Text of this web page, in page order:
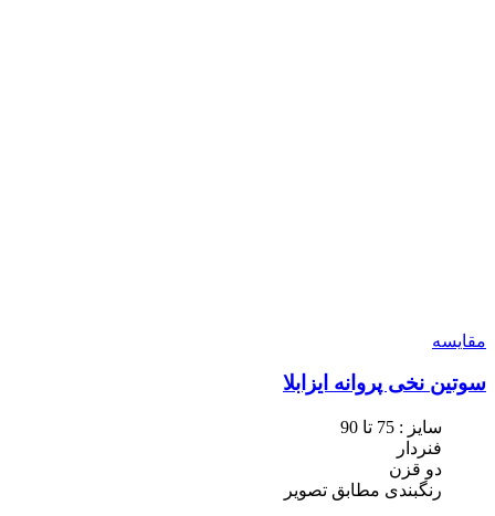
مقایسه
سوتین نخی پروانه ایزابلا
سایز : 75 تا 90
فنردار
دو قزن
رنگبندی مطابق تصویر